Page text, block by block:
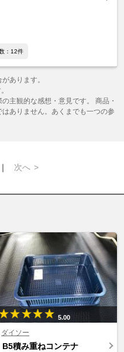
：12件
あります。
主観的な感想・意見です。 商品・
ありません。あくまでも一つの参
｜ 次へ >
5.00
ダイソー
B5積み重ねコンテナ